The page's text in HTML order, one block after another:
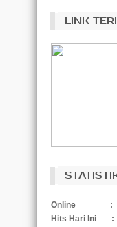
LINK
Online :
Hits Hari Ini
: